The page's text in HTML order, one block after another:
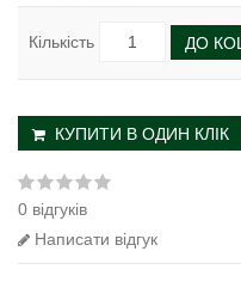
Кількість ДО
КУПИТИ В ОДИН КЛІК
0 відгуків
Написати відгук